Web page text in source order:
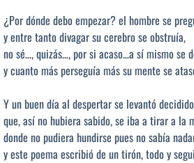
¿Por dónde debo empezar? el hombre se
y entre tanto divagar su cerebro se obstruía,
no sé…, quizás…, por si acaso…a sí mismo se
y cuanto más perseguía más su mente se
Y un buen día al despertar se levantó decidido
que, así no hubiera sabido, se iba a tirar a la
donde no pudiera hundirse pues no sabía
y este poema escribió de un tirón, todo y